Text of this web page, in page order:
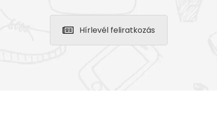
Hírlevél feliratkozás